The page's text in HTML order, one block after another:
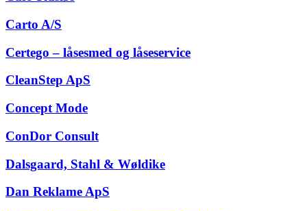
Carto A/S
Certego – låsesmed og låseservice
CleanStep ApS
Concept Mode
ConDor Consult
Dalsgaard, Stahl & Wøldike
Dan Reklame ApS